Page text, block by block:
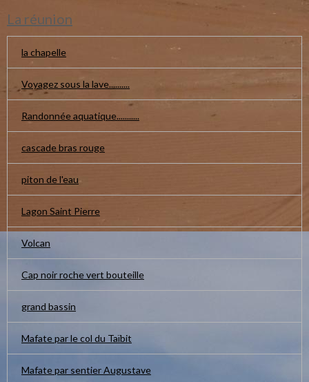
La réunion
la chapelle
Voyagez sous la lave..........
Randonnée aquatique...........
cascade bras rouge
piton de l'eau
Lagon Saint Pierre
Volcan
Cap noir roche vert bouteille
grand bassin
Mafate par le col du Taïbit
Mafate par sentier Augustave